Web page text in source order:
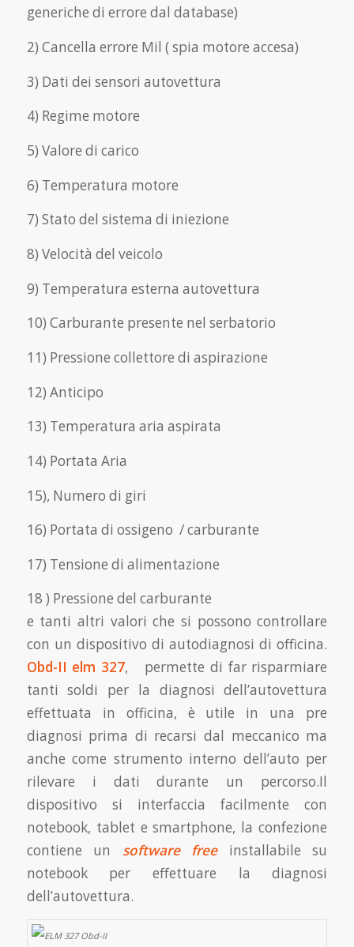
generiche di errore dal database)
2) Cancella errore Mil ( spia motore accesa)
3) Dati dei sensori autovettura
4) Regime motore
5) Valore di carico
6) Temperatura motore
7) Stato del sistema di iniezione
8) Velocità del veicolo
9) Temperatura esterna autovettura
10) Carburante presente nel serbatorio
11) Pressione collettore di aspirazione
12) Anticipo
13) Temperatura aria aspirata
14) Portata Aria
15), Numero di giri
16) Portata di ossigeno / carburante
17) Tensione di alimentazione
18 ) Pressione del carburante
e tanti altri valori che si possono controllare
con un dispositivo di autodiagnosi di officina.
Obd-II elm 327, permette di far risparmiare
tanti soldi per la diagnosi dell’autovettura
effettuata in officina, è utile in una pre
diagnosi prima di recarsi dal meccanico ma
anche come strumento interno dell’auto per
rilevare i dati durante un percorso.Il
dispositivo si interfaccia facilmente con
notebook, tablet e smartphone, la confezione
contiene un software freeinstallabile su
notebook per effettuare la diagnosi
dell’autovettura.